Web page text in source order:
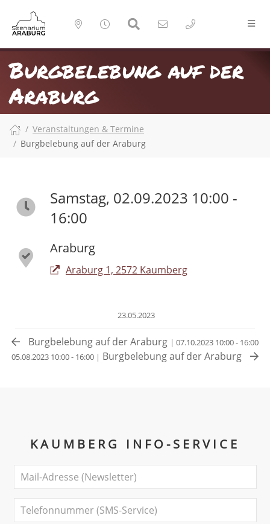
Burgbelebung auf der
Araburg
Veranstaltungen & Termine
Burgbelebung auf der Araburg
Samstag, 02.09.2023 10:00 -
16:00
Araburg
Araburg 1, 2572 Kaumberg
23.05.2023
Burgbelebung auf der Araburg | 07.10.2023 10:00 - 16:00
05.08.2023 10:00 - 16:00 | Burgbelebung auf der Araburg
KAUMBERG INFO-SERVICE